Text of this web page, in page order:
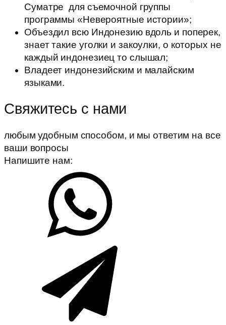
Суматре для съемочной группы
программы «Невероятные истории»;
Объездил всю Индонезию вдоль и поперек,
знает такие уголки и закоулки, о которых не
каждый индонезиец то слышал;
Владеет индонезийским и малайским
языками.
Свяжитесь с нами
любым удобным способом, и мы ответим на все
ваши вопросы
Напишите нам: